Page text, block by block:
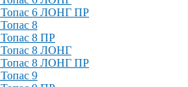
Топас 6 ЛОНГ ПР
8
8 ПР
8 ЛОНГ
Топас 8 ЛОНГ ПР
9